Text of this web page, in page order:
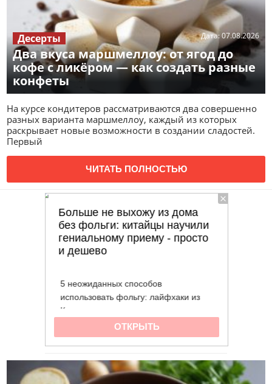
Два вкуса маршмеллоу: от ягод до
кофе с ликёром — как создать разные
конфеты
Дата:07.08.2026
Десерты
На курсе кондитеров рассматриваются два совершенно
разных варианта маршмеллоу, каждый из которых
раскрывает новые возможности в создании сладостей.
Первый
ЧИТАТЬ ПОЛНОСТЬЮ